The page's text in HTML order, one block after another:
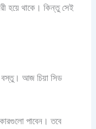
হয়ে থাকে। কিন্তু সেই
বস্তু। আজ চিয়া সিড
পাবেন। তবে